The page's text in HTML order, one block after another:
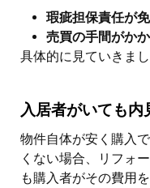
瑕疵担保責任が
売買の手間がか
具体的に見ていきまし
入居者がいても内
物件自体が安く購入
くない場合、リフォ
も購入者がその費用